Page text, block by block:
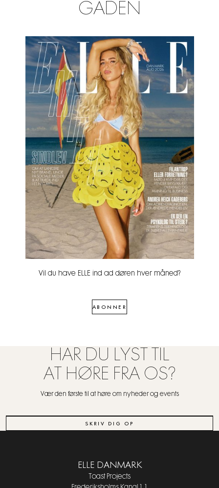
GADEN
Vil du have ELLE ind ad døren hver måned?
ABONNER
HAR DU LYST TIL
AT HØRE FRA OS?
Vær den første til at høre om nyheder og events
SKRIV DIG OP
ELLE DANMARK
Toast Projects